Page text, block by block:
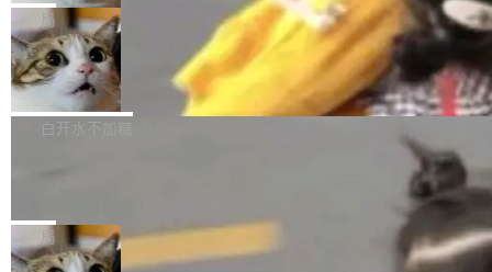
提升： 原生支持4K图像生成； 更精细的局部纹
理、细节与真实世界质感； 更准确的中英文文字
生成与复杂版式组织； 更稳定的图...
是 Ubuntu 专有的，不会用在其他发行版上。」
所以 deb 版本的受众实际上为零。既然只有 Ub
untu 用户在用，那用 snap 打包就没什么可纠结
的。 从 deb 到 snap 的迁移路径 hwctl 是 rust-
hwlib 硬件 API 库的一部分，命令行工具负责查
隔了几天。 Lilian Weng 上周刚宣布因健康原因
离开 Thinking Machines Lab，说自己作为联合
创始人的角色「太累了」。几天后，The Inform
ation 就曝出她将重回 OpenAI，负责递归自我
改进方向的研究。她是 Thinking Machines 过
一在人才争夺战中失血的公司。六月，Google
连失两员大将：Noam Shazeer 去了 Op...
局
FFmpeg 9.0 发布
FFmpeg 9.0 现已发布，包含多项改进。官方更
新日志列出的 9.0 版本主要更新内容如下： 扩
er HE-AAC 960 解码 (DAB+) transpose_cuda
filter 添加 AMF Frame Rate Converter (vf_frc
白开水不加糖
Code 在 X 上发帖：「DeepSeek Flash did 8T
tokens on August 1st. 5T of free usage + 3T
局